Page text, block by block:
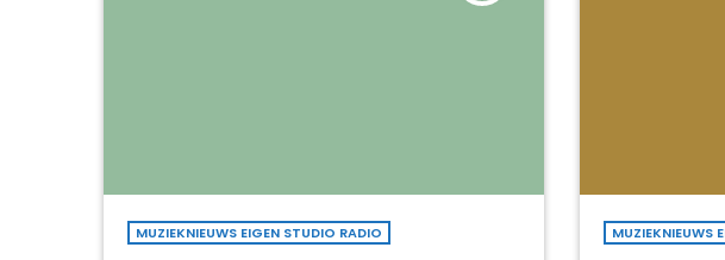
MUZIEKNIEUWS EIGEN STUDIO RADIO MUZIEKNIEUWS